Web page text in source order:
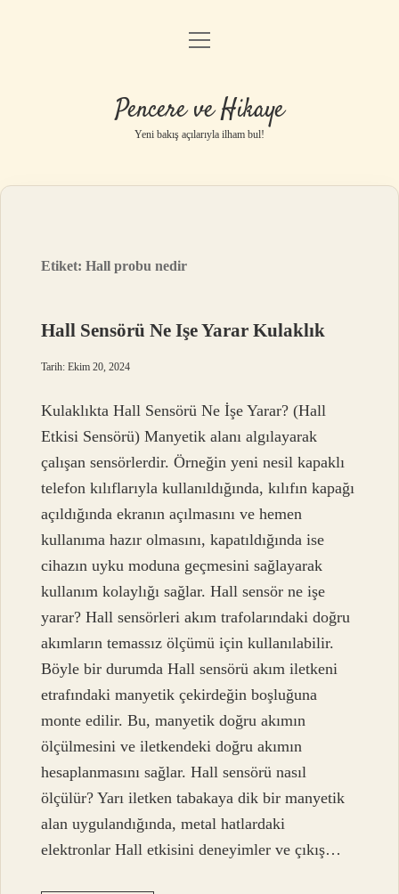
Anasayfa
Yasal Uyarı
menüyü
Pencere ve Hikaye
Yeni bakış açılarıyla ilham bul!
Etiket:Hall probu nedir
Hall Sensörü Ne Işe Yarar Kulaklık
Tarih: Ekim 20, 2024
Kulaklıkta Hall Sensörü Ne İşe Yarar? (Hall
Etkisi Sensörü) Manyetik alanı algılayarak
çalışan sensörlerdir. Örneğin yeni nesil kapaklı
telefon kılıflarıyla kullanıldığında, kılıfın kapağı
açıldığında ekranın açılmasını ve hemen
kullanıma hazır olmasını, kapatıldığında ise
cihazın uyku moduna geçmesini sağlayarak
kullanım kolaylığı sağlar. Hall sensör ne işe
yarar? Hall sensörleri akım trafolarındaki doğru
akımların temassız ölçümü için kullanılabilir.
Böyle bir durumda Hall sensörü akım iletkeni
etrafındaki manyetik çekirdeğin boşluğuna
monte edilir. Bu, manyetik doğru akımın
ölçülmesini ve iletkendeki doğru akımın
hesaplanmasını sağlar. Hall sensörü nasıl
ölçülür? Yarı iletken tabakaya dik bir manyetik
alan uygulandığında, metal hatlardaki
elektronlar Hall etkisini deneyimler ve çıkış…